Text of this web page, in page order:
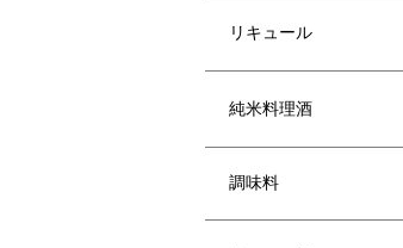
リキュール
純米料理酒
調味料